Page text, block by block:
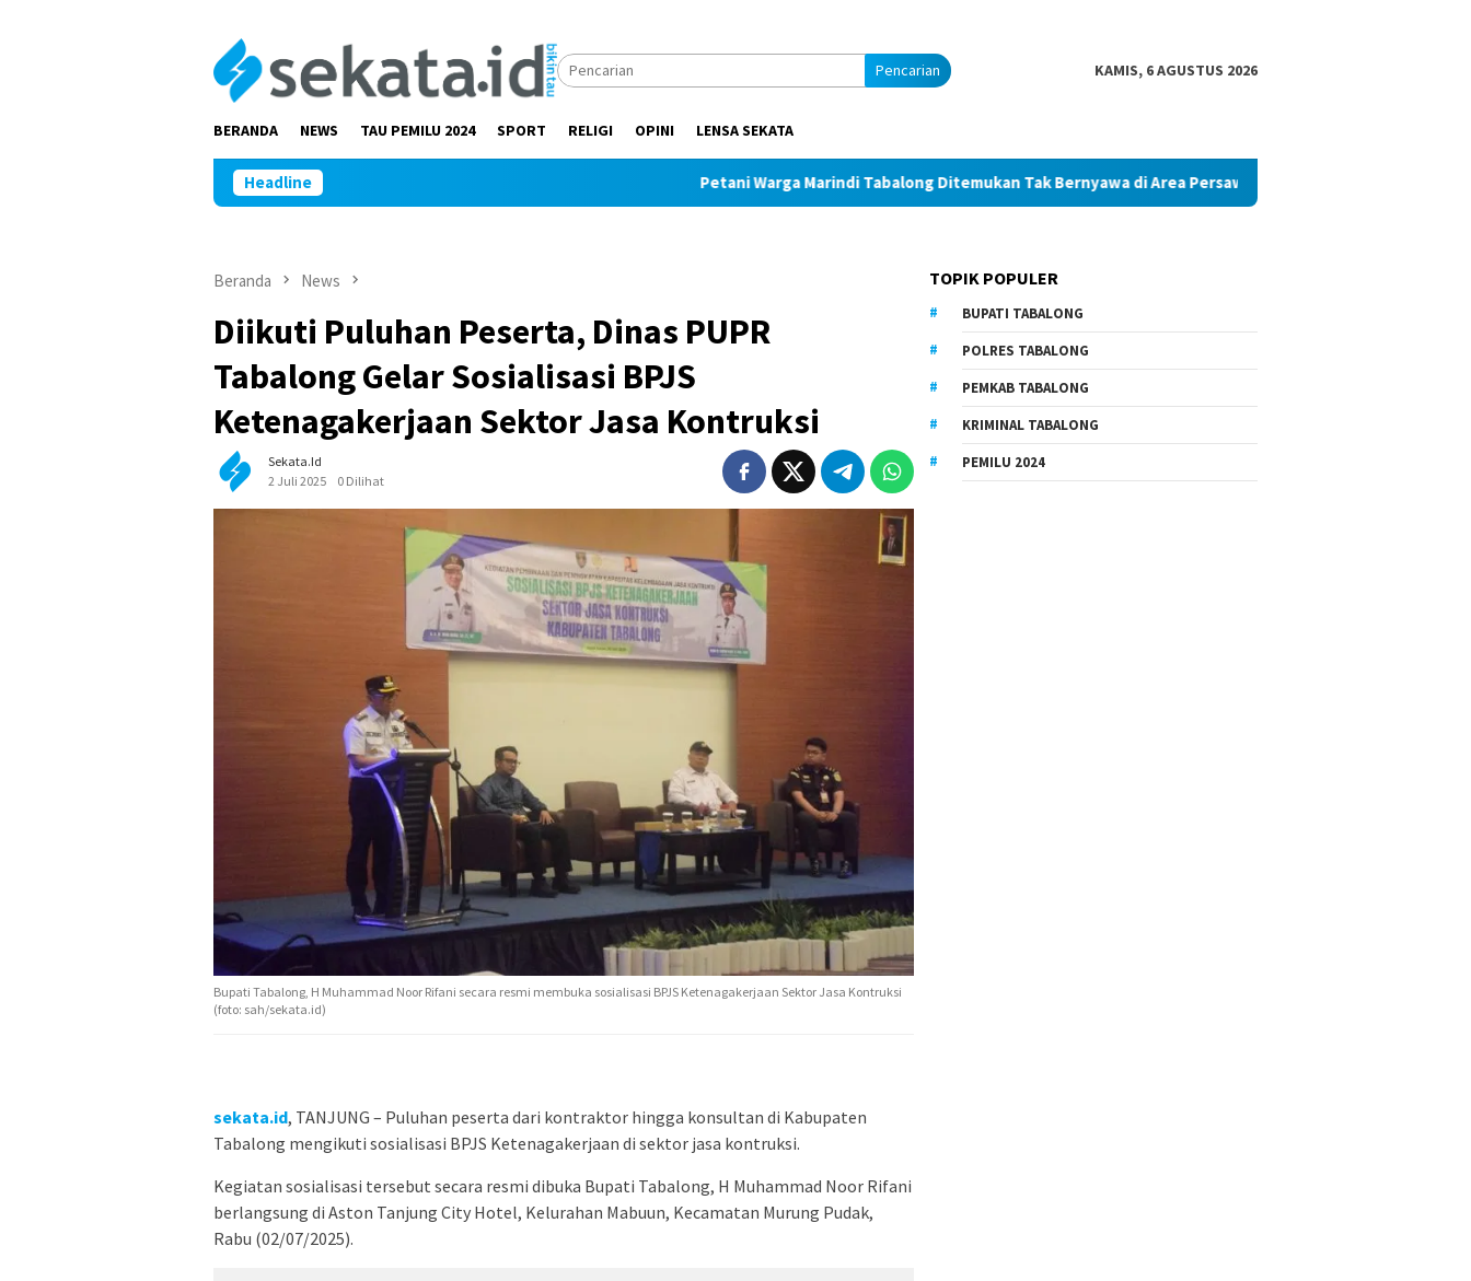
Pencarian KAMIS, 6 AGUSTUS 2026
BERANDA NEWS TAU PEMILU 2024 SPORT RELIGI OPINI LENSA SEKATA
Headline Petani Warga Marindi Tabalong Ditemukan Tak Bernyawa di Area Persawahan
Beranda News
Diikuti Puluhan Peserta, Dinas PUPR
Tabalong Gelar Sosialisasi BPJS
Ketenagakerjaan Sektor Jasa Kontruksi
Sekata.id
2 Juli 2025
0 Dilihat
Bupati Tabalong, H Muhammad Noor Rifani secara resmi membuka sosialisasi BPJS Ketenagakerjaan Sektor Jasa Kontruksi
(foto: sah/sekata.id)
sekata.id, TANJUNG – Puluhan peserta dari kontraktor hingga konsultan di Kabupaten
Tabalong mengikuti sosialisasi BPJS Ketenagakerjaan di sektor jasa kontruksi.
Kegiatan sosialisasi tersebut secara resmi dibuka Bupati Tabalong, H Muhammad Noor Rifani
berlangsung di Aston Tanjung City Hotel, Kelurahan Mabuun, Kecamatan Murung Pudak,
Rabu (02/07/2025).
TOPIK POPULER
BUPATI TABALONG
POLRES TABALONG
PEMKAB TABALONG
KRIMINAL TABALONG
PEMILU 2024